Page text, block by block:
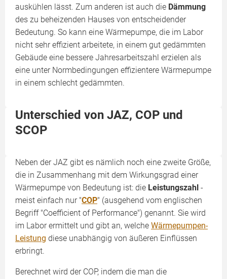
auskühlen lässt. Zum anderen ist auch die Dämmung
des zu beheizenden Hauses von entscheidender
Bedeutung. So kann eine Wärmepumpe, die im Labor
nicht sehr effizient arbeitete, in einem gut gedämmten
Gebäude eine bessere Jahresarbeitszahl erzielen als
eine unter Normbedingungen effizientere Wärmepumpe
in einem schlecht gedämmten.
Unterschied von JAZ, COP und
SCOP
Neben der JAZ gibt es nämlich noch eine zweite Größe,
die in Zusammenhang mit dem Wirkungsgrad einer
Wärmepumpe von Bedeutung ist: die Leistungszahl -
meist einfach nur "COP" (ausgehend vom englischen
Begriff "Coefficient of Performance") genannt. Sie wird
im Labor ermittelt und gibt an, welche Wärmepumpen-
Leistung diese unabhängig von äußeren Einflüssen
erbringt.
Berechnet wird der COP, indem die man die